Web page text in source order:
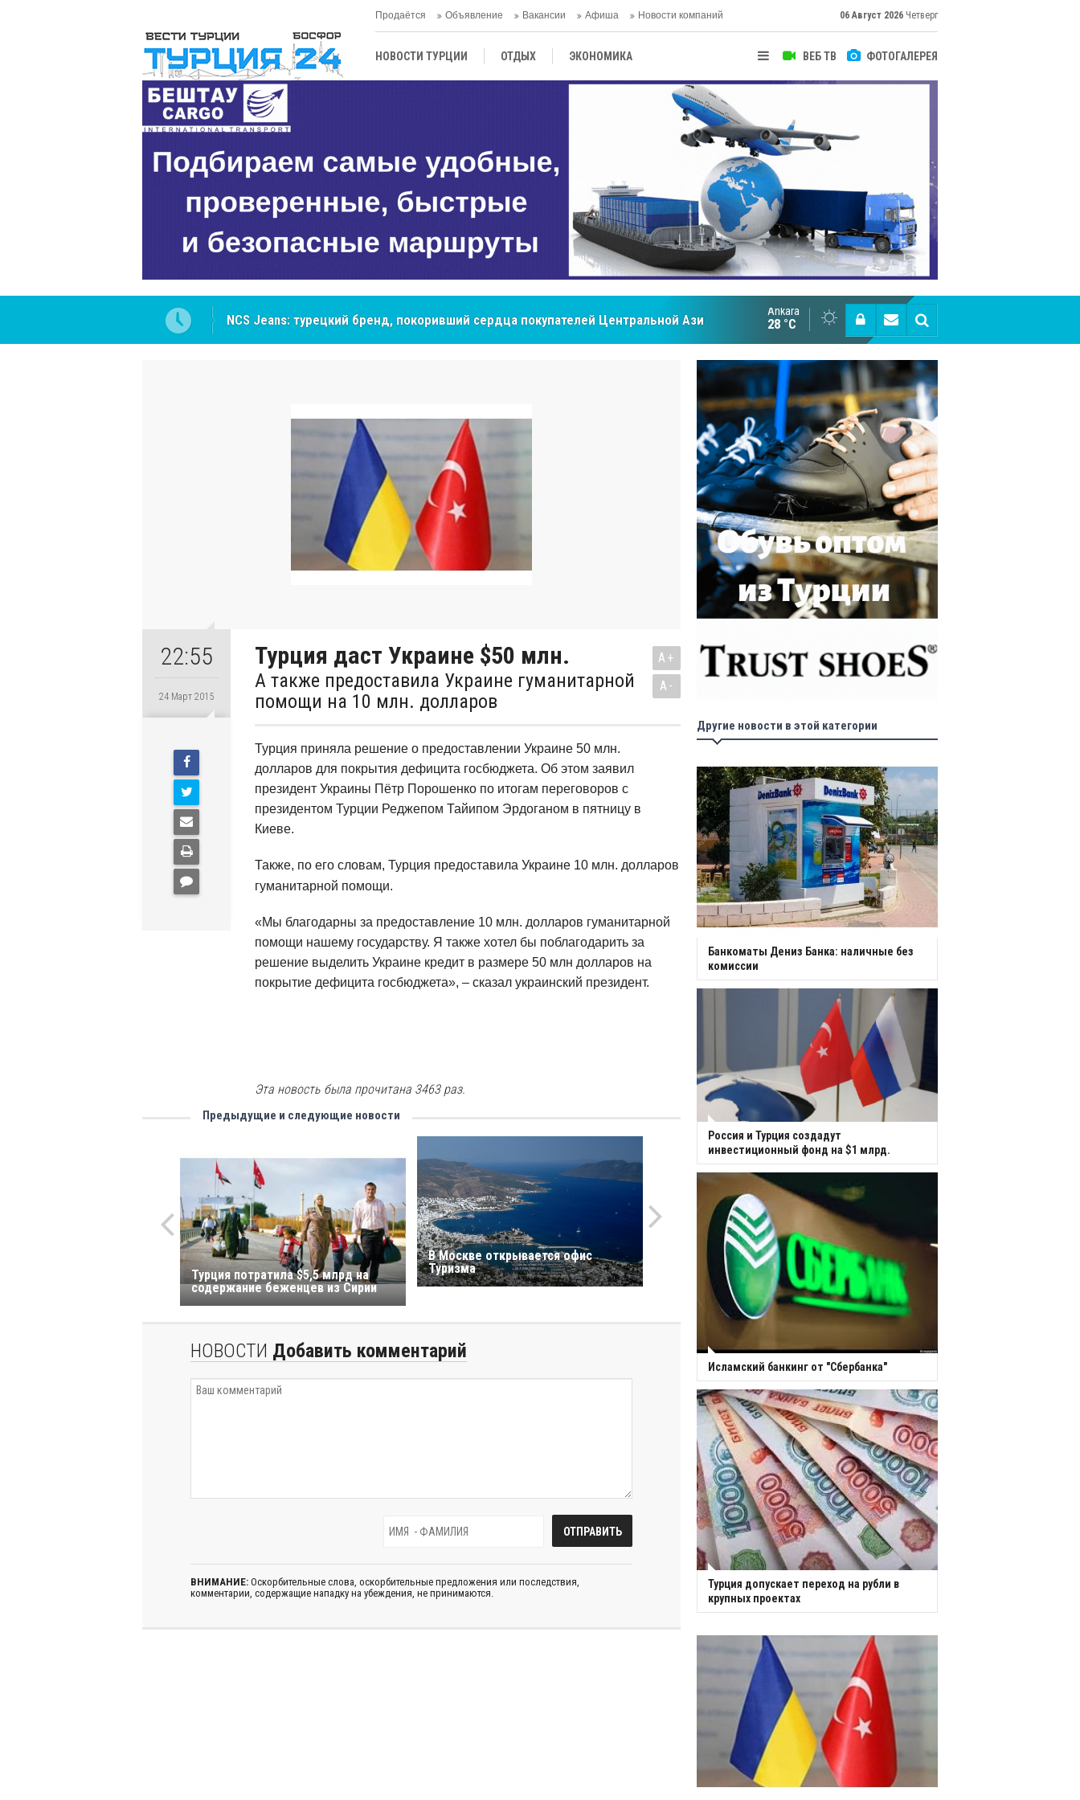
Продаётся Объявление Вакансии Афиша Новости компаний 06 Август 2026 Четверг
ВЕБ ТВ ФОТОГАЛЕРЕЯ
НОВОСТИ ТУРЦИИ ОТДЫХ ЭКОНОМИКА
ЦЕНТРАЛЬНАЯ АЗИЯ
Cottonhill покоряет мировые рынки Великий Шёлковый путь объединяет таланты в
Ankara
28 °C
22:55
24 Март 2015
Турция даст Украине $50 млн.
А также предоставила Украине гуманитарной
помощи на 10 млн. долларов
A+
A-
Турция приняла решение о предоставлении Украине 50 млн.
долларов для покрытия дефицита госбюджета. Об этом заявил
президент Украины Пётр Порошенко по итогам переговоров с
президентом Турции Реджепом Тайипом Эрдоганом в пятницу в
Киеве.
Также, по его словам, Турция предоставила Украине 10 млн. долларов
гуманитарной помощи.
«Мы благодарны за предоставление 10 млн. долларов гуманитарной
помощи нашему государству. Я также хотел бы поблагодарить за
решение выделить Украине кредит в размере 50 млн долларов на
покрытие дефицита госбюджета», – сказал украинский президент.
Эта новость была прочитана 3463 раз.
Предыдущие и следующие новости
Турция потратила $5,5 млрд на
содержание беженцев из Сирии
В Москве открывается офис
Туризма
НОВОСТИ Добавить комментарий
ВНИМАНИЕ: Оскорбительные слова, оскорбительные предложения или последствия,
комментарии, содержащие нападку на убеждения, не принимаются.
Другие новости в этой категории
Банкоматы Дениз Банка: наличные без
комиссии
Россия и Турция создадут
инвестиционный фонд на $1 млрд.
Исламский банкинг от "Сбербанка"
Турция допускает переход на рубли в
крупных проектах